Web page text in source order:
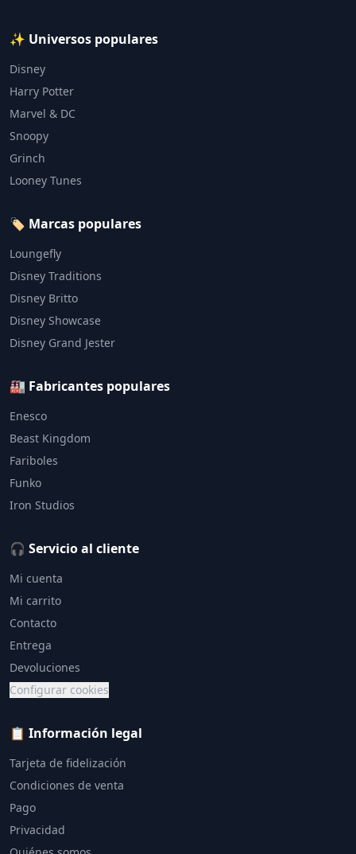
✨ Universos populares
Disney
Harry Potter
Marvel & DC
Snoopy
Grinch
Looney Tunes
🏷️ Marcas populares
Loungefly
Disney Traditions
Disney Britto
Disney Showcase
Disney Grand Jester
🏭 Fabricantes populares
Enesco
Beast Kingdom
Fariboles
Funko
Iron Studios
🎧 Servicio al cliente
Mi cuenta
Mi carrito
Contacto
Entrega
Devoluciones
Configurar cookies
📋 Información legal
Tarjeta de fidelización
Condiciones de venta
Pago
Privacidad